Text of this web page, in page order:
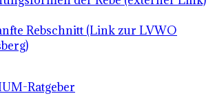
Rebschnitt (Link zur LVWO
Ratgeber